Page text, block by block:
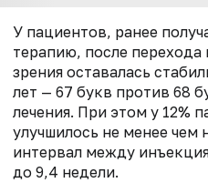
У пациентов, ранее
терапию, после
зрения оставалась
лет — 67 букв против 68
лечения. При этом у 12%
улучшилось не менее чем
интервал между
до 9,4 недели.